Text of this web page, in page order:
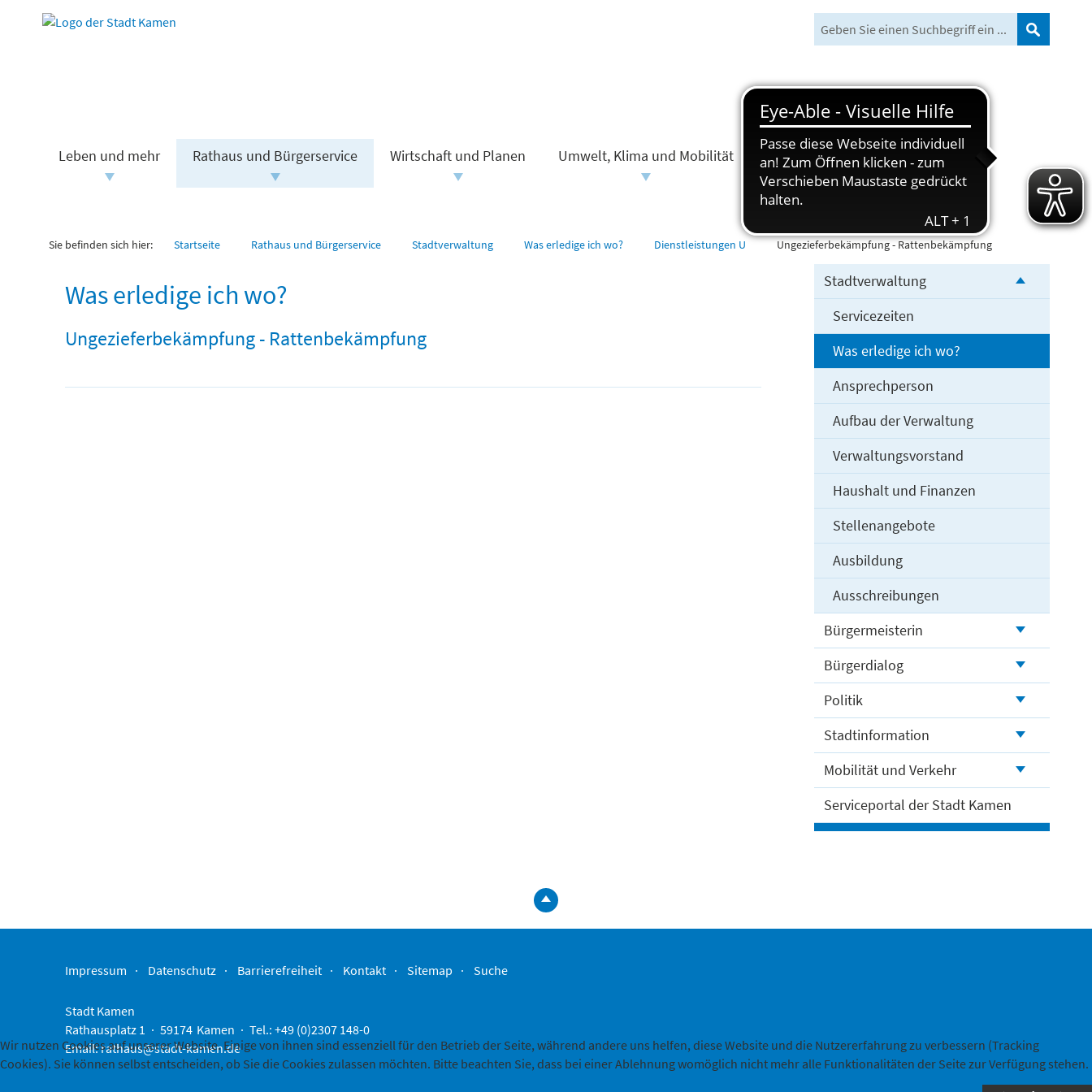
Leben und mehr Rathaus und Bürgerservice Wirtschaft und Planen Umwelt, Klima und Mobilität Freizeit und Tourismus
Sie befinden sich hier: Startseite Rathaus und Bürgerservice Stadtverwaltung Was erledige ich wo? Dienstleistungen U Ungezieferbekämpfung - Rattenbekämpfung
Was erledige ich wo?
Ungezieferbekämpfung - Rattenbekämpfung
Stadtverwaltung
Servicezeiten
Was erledige ich wo?
Ansprechperson
Aufbau der Verwaltung
Verwaltungsvorstand
Haushalt und Finanzen
Stellenangebote
Ausbildung
Ausschreibungen
Bürgermeisterin
Bürgerdialog
Politik
Stadtinformation
Mobilität und Verkehr
Serviceportal der Stadt Kamen
zum
Seitenanfang
Impressum Datenschutz Barrierefreiheit Kontakt Sitemap Suche
Stadt Kamen
Rathausplatz 1
59174 Kamen
Tel.: +49 (0)2307 148-0
Email:rathaus@stadt-kamen.de
Wir nutzen Cookies auf unserer Website. Einige von ihnen sind essenziell für den Betrieb der Seite, während andere uns helfen, diese Website und die Nutzererfahrung zu verbessern (Tracking
Cookies). Sie können selbst entscheiden, ob Sie die Cookies zulassen möchten. Bitte beachten Sie, dass bei einer Ablehnung womöglich nicht mehr alle Funktionalitäten der Seite zur Verfügung stehen.